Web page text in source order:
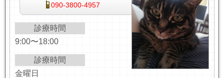
090-3800-4957
診療時間
9:00〜18:00
診療時間
金曜日